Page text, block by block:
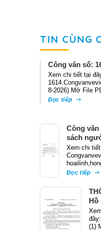
TIN CÙNG
Công văn số:
Xem chi tiết tại
8-2026) Mở File
Đọc tiếp
Công văn
sách
Xem chi
Đọc tiếp
(1)